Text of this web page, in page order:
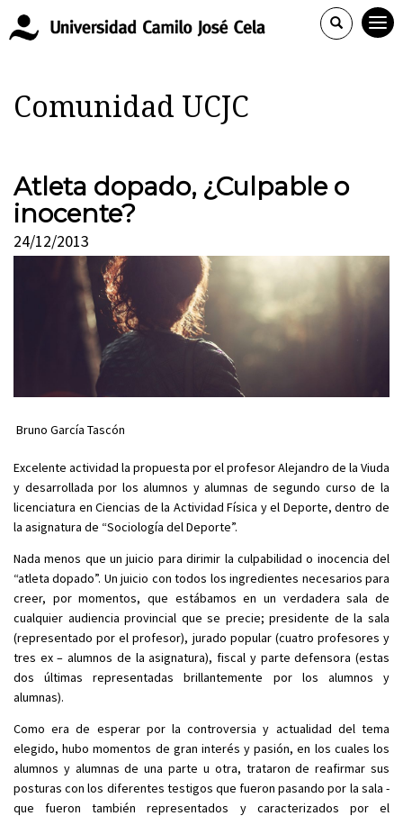
Comunidad UCJC
Atleta dopado, ¿Culpable o
inocente?
24/12/2013
Bruno García Tascón
Excelente actividad la propuesta por el profesor Alejandro de la Viuda
y desarrollada por los alumnos y alumnas de segundo curso de la
licenciatura en Ciencias de la Actividad Física y el Deporte, dentro de
la asignatura de “Sociología del Deporte”.
Nada menos que un juicio para dirimir la culpabilidad o inocencia del
“atleta dopado”. Un juicio con todos los ingredientes necesarios para
creer, por momentos, que estábamos en un verdadera sala de
cualquier audiencia provincial que se precie; presidente de la sala
(representado por el profesor), jurado popular (cuatro profesores y
tres ex – alumnos de la asignatura), fiscal y parte defensora (estas
dos últimas representadas brillantemente por los alumnos y
alumnas).
Como era de esperar por la controversia y actualidad del tema
elegido, hubo momentos de gran interés y pasión, en los cuales los
alumnos y alumnas de una parte u otra, trataron de reafirmar sus
posturas con los diferentes testigos que fueron pasando por la sala -
que fueron también representados y caracterizados por el